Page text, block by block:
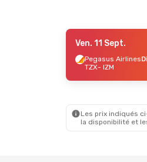
- Dim. 20 Sept.
Direct
Ven. 11 Sept.
Pegasus Airlines
TZX- IZM
Les prix indiqués
la disponibilité et